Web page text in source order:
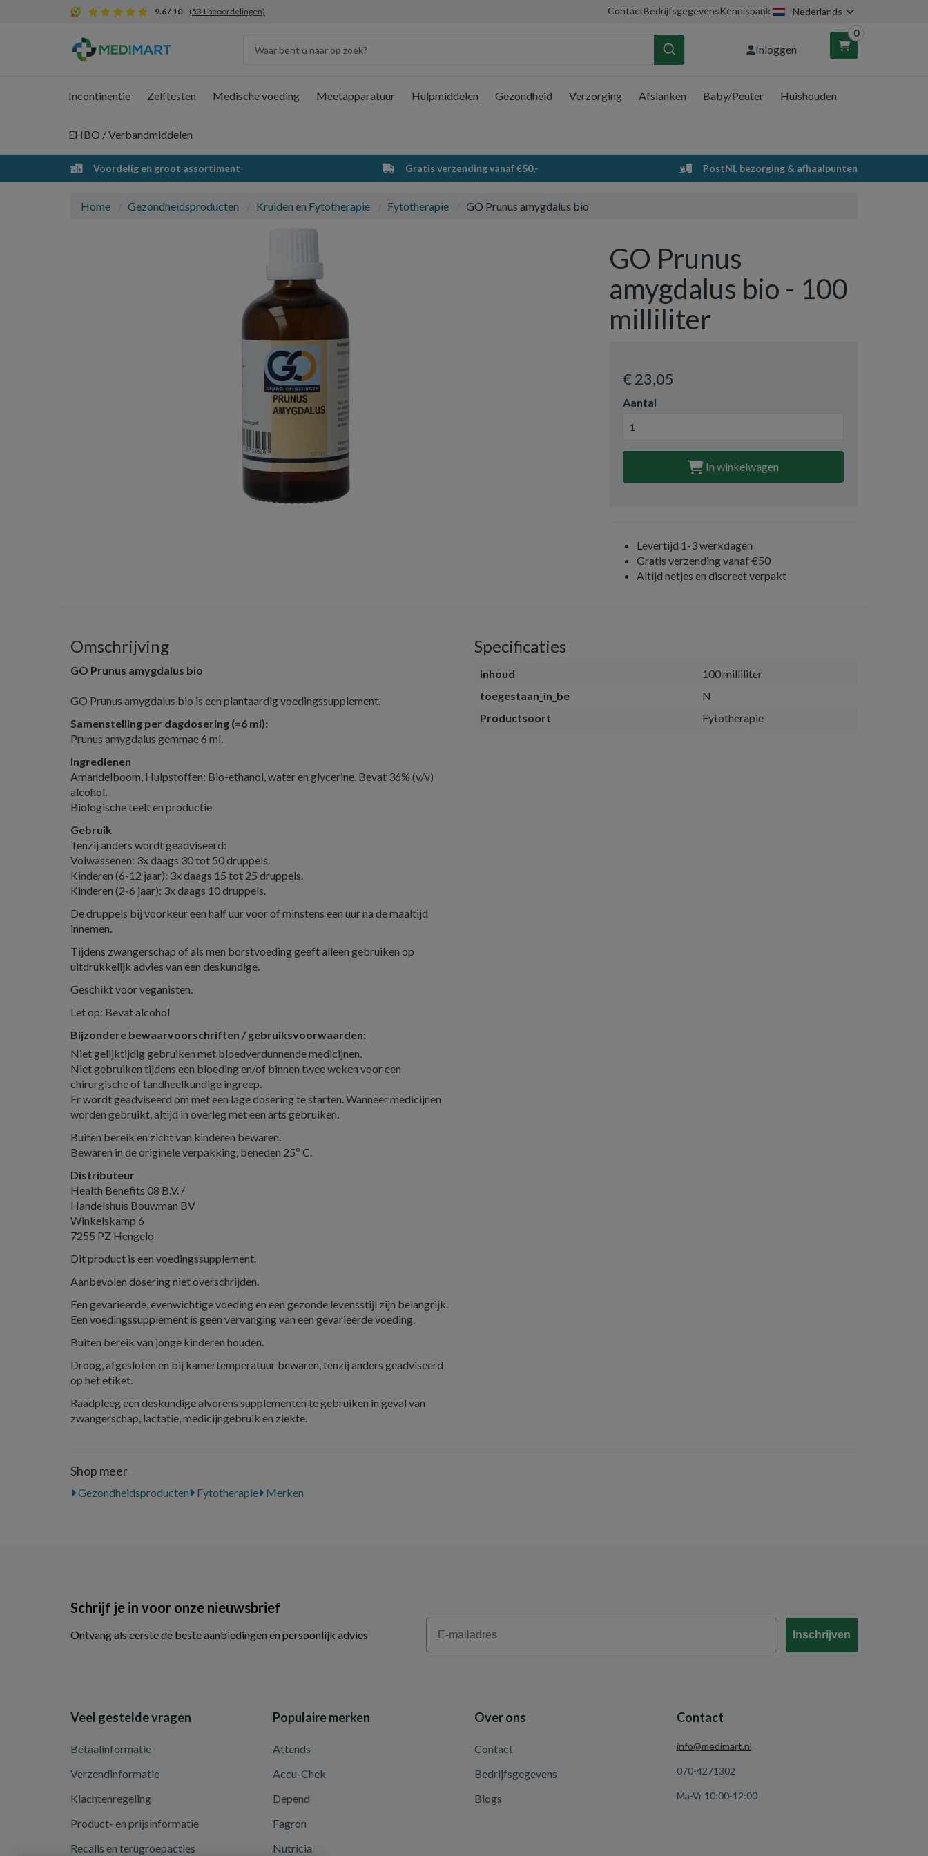
9.6 / 10 (531 beoordelingen) ContactBedrijfsgegevensKennisbank Nederlands
Inloggen
0
Winkelwagen
Uw winkelwagen is leeg.
Vul hem met producten.
Incontinentie Zelftesten Medische voeding Meetapparatuur Hulpmiddelen Gezondheid Verzorging Afslanken Baby/Peuter Huishouden
EHBO / Verbandmiddelen
Voordelig en groot assortiment Gratis verzending vanaf €50,- PostNL bezorging & afhaalpunten
Home Gezondheidsproducten Kruiden en Fytotherapie Fytotherapie GO Prunus amygdalus bio
GO Prunus
amygdalus bio - 100
milliliter
€ 23,05
Aantal
In winkelwagen
Levertijd 1-3 werkdagen
Gratis verzending vanaf €50
Altijd netjes en discreet verpakt
Omschrijving
GO Prunus amygdalus bio
GO Prunus amygdalus bio is een plantaardig voedingssupplement.
Samenstelling per dagdosering (=6 ml):
Prunus amygdalus gemmae 6 ml.
Ingredienen
Amandelboom, Hulpstoffen: Bio-ethanol, water en glycerine. Bevat 36% (v/v)
alcohol.
Biologische teelt en productie
Gebruik
Tenzij anders wordt geadviseerd:
Volwassenen: 3x daags 30 tot 50 druppels.
Kinderen (6-12 jaar): 3x daags 15 tot 25 druppels.
Kinderen (2-6 jaar): 3x daags 10 druppels.
De druppels bij voorkeur een half uur voor of minstens een uur na de maaltijd
innemen.
Tijdens zwangerschap of als men borstvoeding geeft alleen gebruiken op
uitdrukkelijk advies van een deskundige.
Geschikt voor veganisten.
Let op: Bevat alcohol
Bijzondere bewaarvoorschriften / gebruiksvoorwaarden:
Niet gelijktijdig gebruiken met bloedverdunnende medicijnen.
Niet gebruiken tijdens een bloeding en/of binnen twee weken voor een
chirurgische of tandheelkundige ingreep.
Er wordt geadviseerd om met een lage dosering te starten. Wanneer medicijnen
worden gebruikt, altijd in overleg met een arts gebruiken.
Buiten bereik en zicht van kinderen bewaren.
Bewaren in de originele verpakking, beneden 25º C.
Distributeur
Health Benefits 08 B.V. /
Handelshuis Bouwman BV
Winkelskamp 6
7255 PZ Hengelo
Dit product is een voedingssupplement.
Aanbevolen dosering niet overschrijden.
Een gevarieerde, evenwichtige voeding en een gezonde levensstijl zijn belangrijk.
Een voedingssupplement is geen vervanging van een gevarieerde voeding.
Buiten bereik van jonge kinderen houden.
Droog, afgesloten en bij kamertemperatuur bewaren, tenzij anders geadviseerd
op het etiket.
Raadpleeg een deskundige alvorens supplementen te gebruiken in geval van
zwangerschap, lactatie, medicijngebruik en ziekte.
Specificaties
inhoud
100 milliliter
toegestaan_in_be
N
Productsoort
Fytotherapie
Shop meer
Gezondheidsproducten Fytotherapie Merken
Schrijf je in voor onze nieuwsbrief
Ontvang als eerste de beste aanbiedingen en persoonlijk advies
Email
Inschrijven
Veel gestelde vragen
Betaalinformatie
Verzendinformatie
Klachtenregeling
Product- en prijsinformatie
Recalls en terugroepacties
Populaire merken
Attends
Accu-Chek
Depend
Fagron
Nutricia
Over ons
Contact
Bedrijfsgegevens
Blogs
Contact
info@medimart.nl
070-4271302
Ma-Vr 10:00-12:00